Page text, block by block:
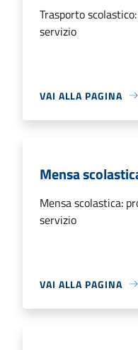
Trasporto
servizio
VAI ALLA PAGINA
Mensa
Mensa scolastica:
servizio
VAI ALLA PAGINA